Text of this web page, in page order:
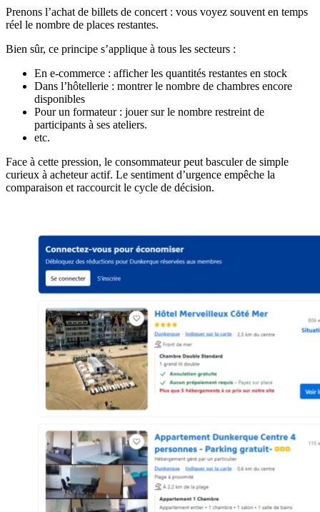
Prenons l’achat de billets de concert : vous voyez souvent en temps
réel le nombre de places restantes.
Bien sûr, ce principe s’applique à tous les secteurs :
En e-commerce : afficher les quantités restantes en stock
Dans l’hôtellerie : montrer le nombre de chambres encore
disponibles
Pour un formateur : jouer sur le nombre restreint de
participants à ses ateliers.
etc.
Face à cette pression, le consommateur peut basculer de simple
curieux à acheteur actif. Le sentiment d’urgence empêche la
comparaison et raccourcit le cycle de décision.